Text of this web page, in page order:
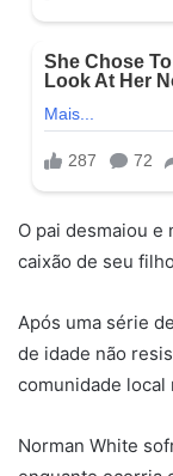
O pai desmaiou
caixão de seu
Após uma série
de idade não
comunidade local
Norman White